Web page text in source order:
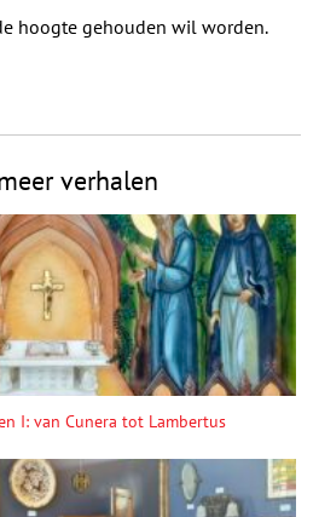
hoogte gehouden wil worden.
verhalen
I: van Cunera tot Lambertus